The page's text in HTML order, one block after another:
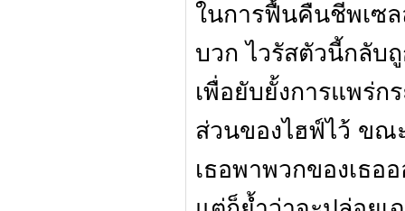
ในการฟื้นคืนชีพเซ
บวก ไวรัสตัวนี้กลับ
เพื่อยับยั้งการแพร่ก
ส่วนของไฮฟ์ไว้ ขณ
เธอพาพวกของเธอ